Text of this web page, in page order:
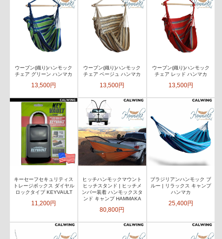
ウーブン(織り)ハンモック
チェア グリーン ハンマカ
13,500円
ウーブン(織り)ハンモック
チェア ベージュ ハンマカ
13,500円
ウーブン(織り)ハンモック
チェア レッド ハンマカ
13,500円
キーセーフセキュリティス
トレージボックス ダイヤル
ロックタイプ KEYVAULT
11,200円
ヒッチハンモックマウント
ヒッチスタンド | ヒッチメ
ンバー装着 ハンモックスタ
ンド キャンプ HAMMAKA
80,800円
ブラジリアンハンモック ブ
ルー | リラックス キャンプ
ハンマカ
25,400円